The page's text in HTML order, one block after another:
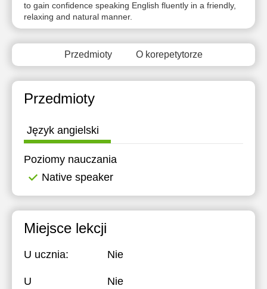
to gain confidence speaking English fluently in a friendly,
relaxing and natural manner.
Przedmioty O korepetytorze
Przedmioty
Język angielski
Poziomy nauczania
Native speaker
Miejsce lekcji
U ucznia: Nie
U
Nie
Brak
dostępnych
terminów
Brak
dostępnych
terminów
Brak
dostępnych
terminów
dostępnych
terminów
dostępnych
terminów
Brak
terminów